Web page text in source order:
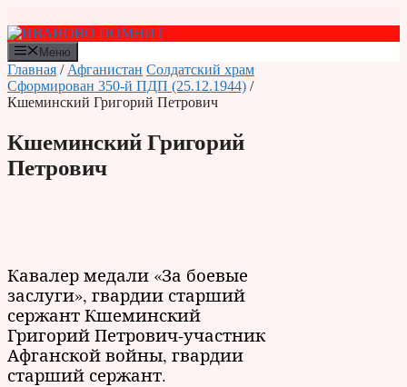
к
содержимому
Меню
Главная / Афганистан Солдатский храм
Сформирован 350-й ПДП (25.12.1944) /
Кшеминский Григорий Петрович
Кшеминский Григорий
Петрович
Кавалер медали «За боевые
заслуги», гвардии старший
сержант Кшеминский
Григорий Петрович-участник
Афганской войны, гвардии
старший сержант.